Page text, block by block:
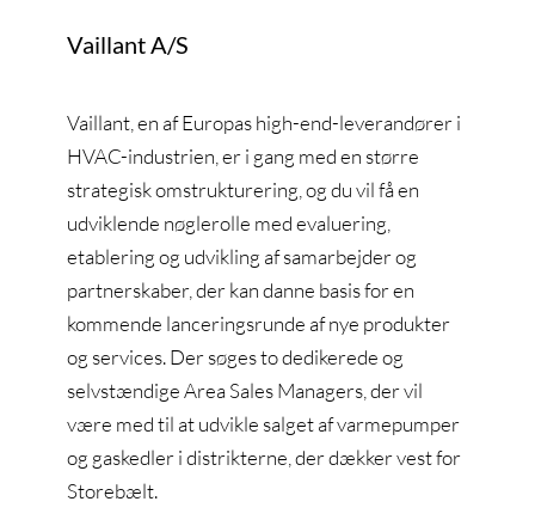
Vaillant A/S
Vaillant, en af Europas high-end-leverandører i
HVAC-industrien, er i gang med en større
strategisk omstrukturering, og du vil få en
udviklende nøglerolle med evaluering,
etablering og udvikling af samarbejder og
partnerskaber, der kan danne basis for en
kommende lanceringsrunde af nye produkter
og services. Der søges to dedikerede og
selvstændige Area Sales Managers, der vil
være med til at udvikle salget af varmepumper
og gaskedler i distrikterne, der dækker vest for
Storebælt.